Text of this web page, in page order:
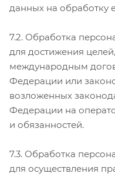
данных на обработку
7.2. Обработка
для достижения
международным
Федерации или
возложенных
Федерации на
и обязанностей.
7.3. Обработка
для осуществления